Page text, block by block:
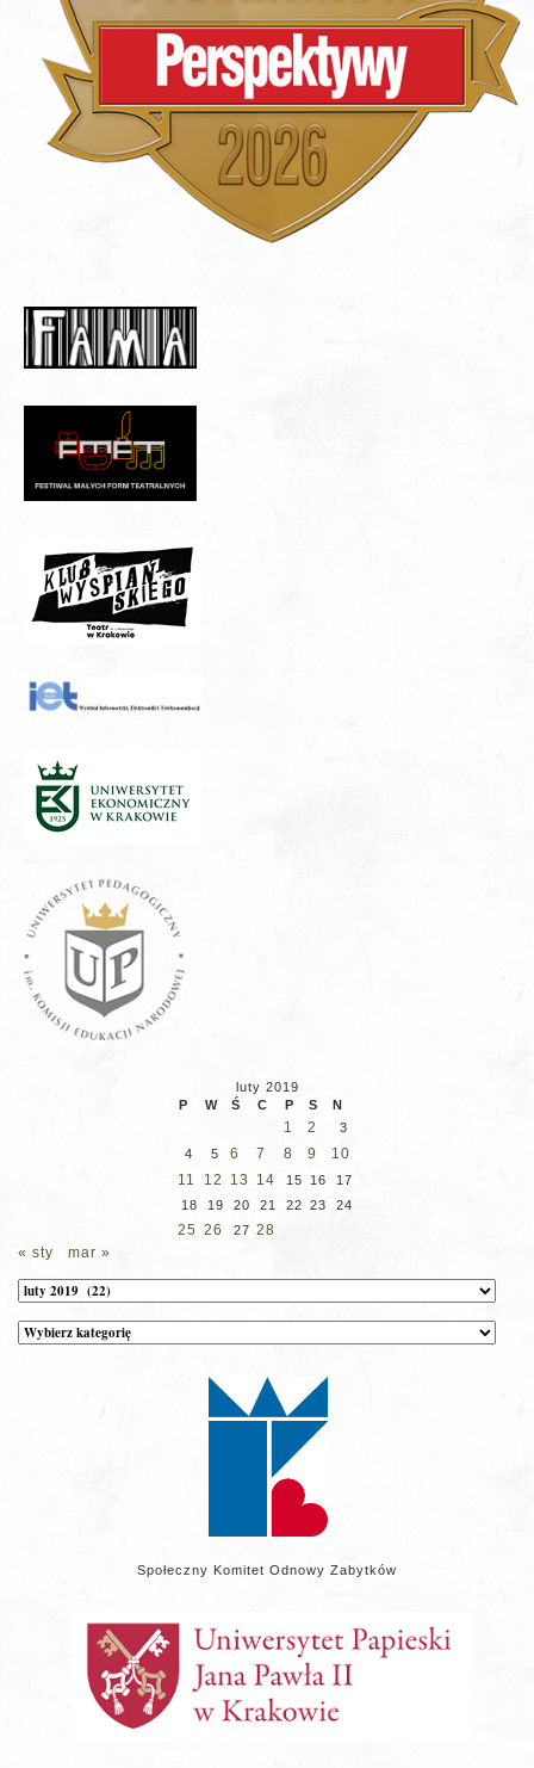
luty 2019
P
W Ś C P S N
1 2
3
4
5 6 7 8 9
10
11
12 13 14 15 16
17
18
19 20 21 22 23 24
25 26 27 28
« sty
mar »
Archiwum
Kategorie
wpisów
Społeczny Komitet Odnowy Zabytków